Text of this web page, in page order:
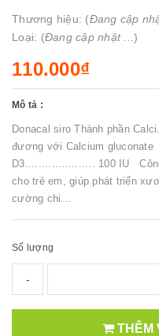
Thương hiệu: (Đang cập
Loại: (Đang cập nhật ... )
110.000₫
Mô tả :
Donacal siro Thành phần
đương với Calcium
D3..................... 100 IU
cho trẻ em, giúp phát triển
cường chi...
Số lượng
-
THÊM